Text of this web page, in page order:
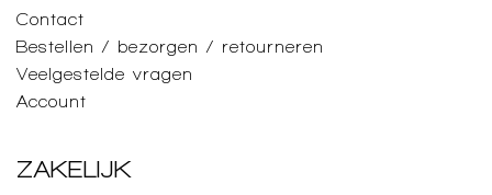
Contact
Bestellen / bezorgen / retourneren
Veelgestelde vragen
Account
ZAKELIJK